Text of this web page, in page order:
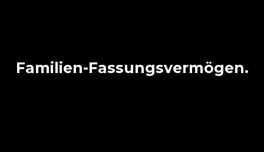
Familien-Fassungsvermögen.